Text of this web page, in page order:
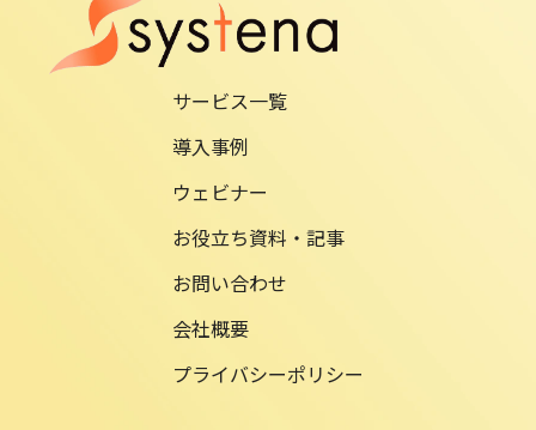
サービス一覧
導入事例
ウェビナー
お役立ち資料・記事
お問い合わせ
会社概要
プライバシーポリシー